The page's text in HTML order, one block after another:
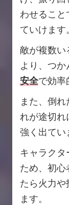
わせること
ていけます
敵が複数い
より、つ
安全で効率
また、倒
れが途切
強く出てい
キャラクタ
ため、初心
たら火力や
ます。